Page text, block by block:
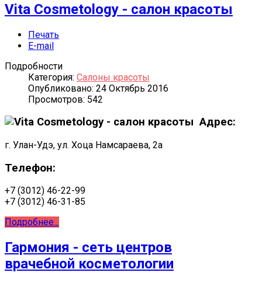
Vita Cosmetology - салон красоты
Печать
E-mail
Подробности
Категория: Салоны красоты
Опубликовано: 24 Октябрь 2016
Просмотров: 542
Адрес:
г. Улан-Удэ, ул. Хоца Намсараева, 2а
Телефон:
+7 (3012) 46-22-99
+7 (3012) 46-31-85
Подробнее...
Гармония - сеть центров
врачебной косметологии